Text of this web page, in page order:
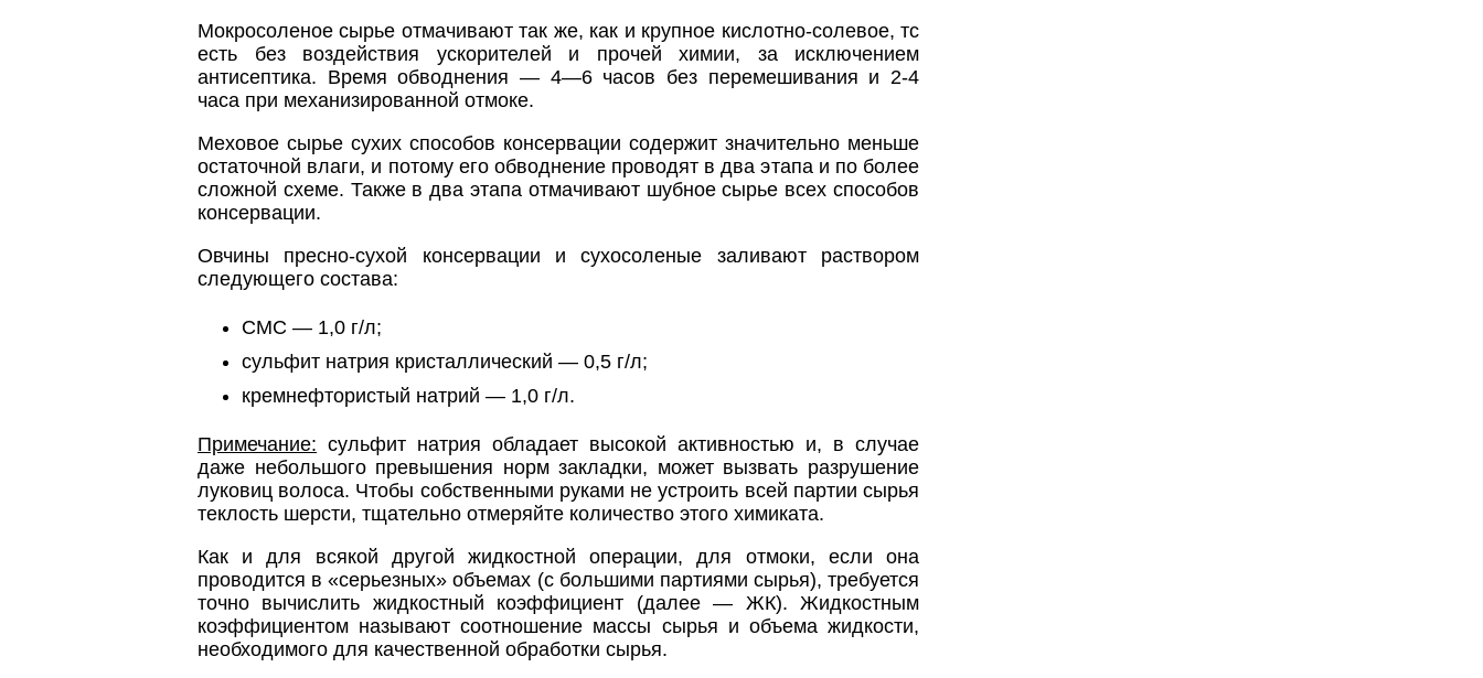
Мокросоленое сырье отмачивают так же, как и крупное кислотно-солевое, тс
есть без воздействия ускорителей и прочей химии, за исключением
антисептика. Время обводнения — 4—6 часов без перемешивания и 2-4
часа при механизированной отмоке.
Меховое сырье сухих способов консервации содержит значительно меньше
остаточной влаги, и потому его обводнение проводят в два этапа и по более
сложной схеме. Также в два этапа отмачивают шубное сырье всех способов
консервации.
Овчины пресно-сухой консервации и сухосоленые заливают раствором
следующего состава:
СМС — 1,0 г/л;
сульфит натрия кристаллический — 0,5 г/л;
кремнефтористый натрий — 1,0 г/л.
Примечание: сульфит натрия обладает высокой активностью и, в случае
даже небольшого превышения норм закладки, может вызвать разрушение
луковиц волоса. Чтобы собственными руками не устроить всей партии сырья
теклость шерсти, тщательно отмеряйте количество этого химиката.
Как и для всякой другой жидкостной операции, для отмоки, если она
проводится в «серьезных» объемах (с большими партиями сырья), требуется
точно вычислить жидкостный коэффициент (далее — ЖК). Жидкостным
коэффициентом называют соотношение массы сырья и объема жидкости,
необходимого для качественной обработки сырья.